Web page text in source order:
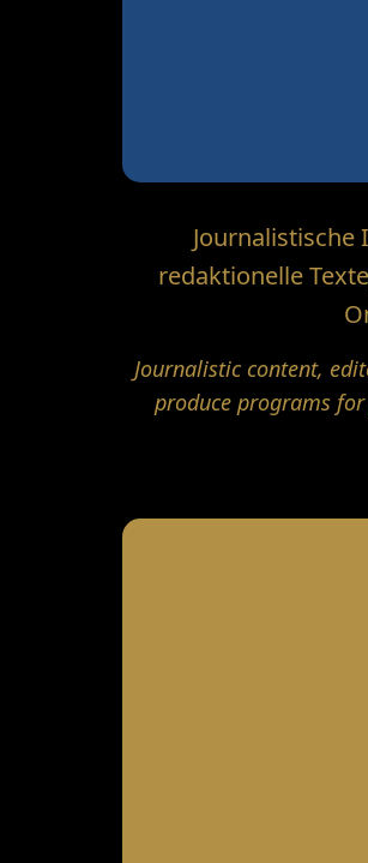
Journalistische
redaktionelle
Journalistic content,
produce programs